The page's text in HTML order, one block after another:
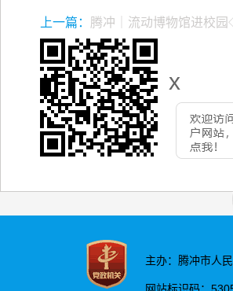
x
上一篇： 腾冲｜流动博物馆进校